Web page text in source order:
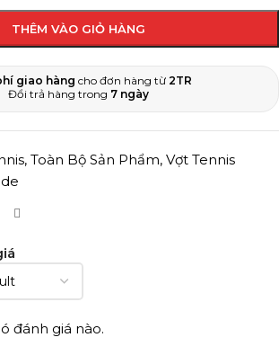
THÊM VÀO GIỎ HÀNG
giao hàng cho đơn hàng từ 2TR
Đổi trả hàng trong 7 ngày
, Toàn Bộ Sản Phẩm, Vợt Tennis
đánh giá nào.